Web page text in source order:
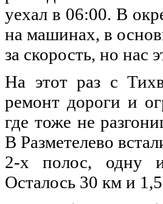
уехал в 06:00. В
на машинах, в
за скорость, но нас
На этот раз с
ремонт дороги и
где тоже не
В Разметелево
2-х полос, одну
Осталось 30 км и